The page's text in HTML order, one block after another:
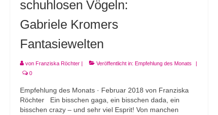
schuhlosen Vögeln:
Gabriele Kromers
Fantasiewelten
von Franziska Röchter | Veröffentlicht in: Empfehlung des Monats
|
0
Empfehlung des Monats · Februar 2018 von Franziska
Röchter Ein bisschen gaga, ein bisschen dada, ein
bisschen crazy – und sehr viel Esprit! Von manchen